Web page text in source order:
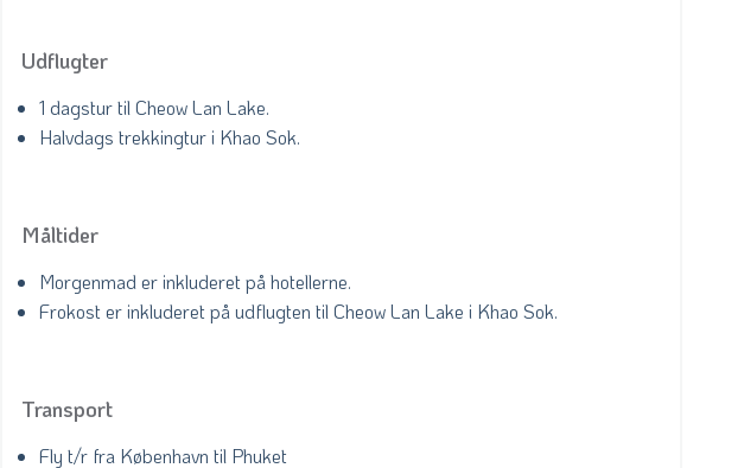
Udflugter
1 dagstur til Cheow Lan Lake.
Halvdags trekkingtur i Khao Sok.
Måltider
Morgenmad er inkluderet på hotellerne.
Frokost er inkluderet på udflugten til Cheow Lan Lake i Khao Sok.
Transport
Fly t/r fra København til Phuket